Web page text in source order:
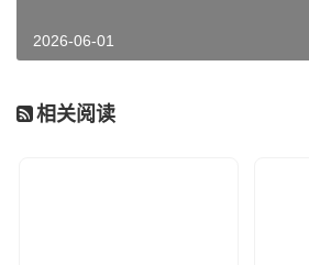
2026-06-01
相关阅读